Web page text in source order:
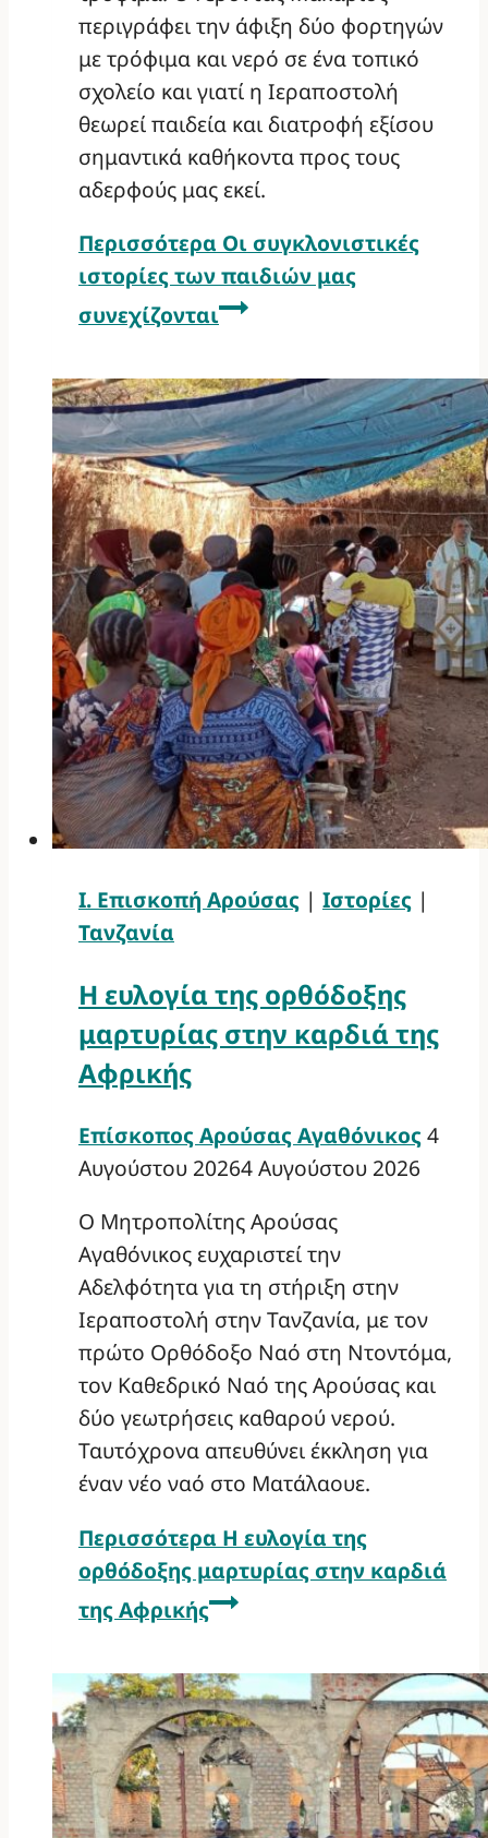
περιγράφει την άφιξη δύο φορτηγών
με τρόφιμα και νερό σε ένα τοπικό
σχολείο και γιατί η Ιεραποστολή
θεωρεί παιδεία και διατροφή εξίσου
σημαντικά καθήκοντα προς τους
αδερφούς μας εκεί.
Περισσότερα Οι συγκλονιστικές
ιστορίες των παιδιών μας
συνεχίζονται
Ι. Επισκοπή Αρούσας | Ιστορίες |
Τανζανία
Η ευλογία της ορθόδοξης
μαρτυρίας στην καρδιά της
Αφρικής
Επίσκοπος Αρούσας Αγαθόνικος 4
Αυγούστου 20264 Αυγούστου 2026
Ο Μητροπολίτης Αρούσας
Αγαθόνικος ευχαριστεί την
Αδελφότητα για τη στήριξη στην
Ιεραποστολή στην Τανζανία, με τον
πρώτο Ορθόδοξο Ναό στη Ντοντόμα,
τον Καθεδρικό Ναό της Αρούσας και
δύο γεωτρήσεις καθαρού νερού.
Ταυτόχρονα απευθύνει έκκληση για
έναν νέο ναό στο Ματάλαουε.
Περισσότερα Η ευλογία της
ορθόδοξης μαρτυρίας στην καρδιά
της Αφρικής